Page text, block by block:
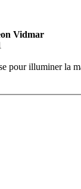
Vidmar
pour illuminer la